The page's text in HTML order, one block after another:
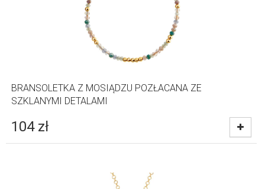
BRANSOLETKA Z MOSIĄDZU POZŁACANA ZE
SZKLANYMI DETALAMI
104 zł